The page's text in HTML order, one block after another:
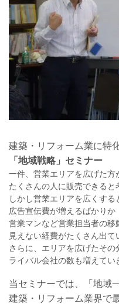
建築・リフォーム業に特
「地域戦略」セミナー
一件、営業エリアを広げた方
たくさんの人に販売できると
しかし営業エリアを広くする
広告宣伝費が増えるばかりか
営業マンなど営業担当者の移
見えない経費がたくさん出て
さらに、エリアを広げたその
ライバル会社の数も増えてい
当セミナーでは、「地域
建築・リフォーム業界で